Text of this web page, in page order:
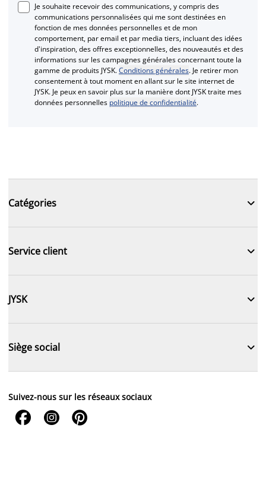
Je souhaite recevoir des communications, y compris des
communications personnalisées qui me sont destinées en
fonction de mes données personnelles et de mon
comportement, par email et par media tiers, incluant des idées
d'inspiration, des offres exceptionnelles, des nouveautés et des
informations sur les campagnes générales concernant toute la
gamme de produits JYSK.Conditions générales. Je retirer mon
consentement à tout moment en allant sur le site internet de
JYSK. Je peux en savoir plus sur la manière dont JYSK traite mes
données personnelles politique de confidentialité.
Catégories 
Service client 
JYSK 
Siège social 
Suivez-nous sur les réseaux sociaux
  